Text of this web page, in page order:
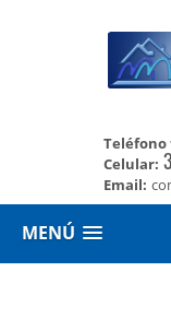
Teléfono
Celular:
Email:
MENÚ